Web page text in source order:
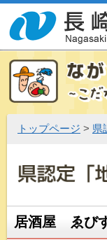
トップページ > 県
居酒屋 ゑび